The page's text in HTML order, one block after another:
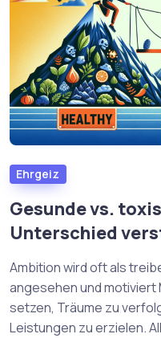
Ehrgeiz
Gesunde vs.
Unterschied
Ambition wird oft als
angesehen und motiviert
setzen, Träume zu
Leistungen zu erzielen.